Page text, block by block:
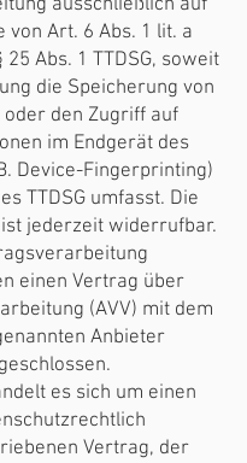
ausschließlich auf
von Art. 6 Abs. 1 lit. a
25 Abs. 1 TTDSG, soweit
die Speicherung von
oder den Zugriff auf
im Endgerät des
Device-Fingerprinting)
TTDSG umfasst. Die
jederzeit widerrufbar.
einen Vertrag über
(AVV) mit dem
Anbieter
geschlossen.
es sich um einen
Vertrag, der